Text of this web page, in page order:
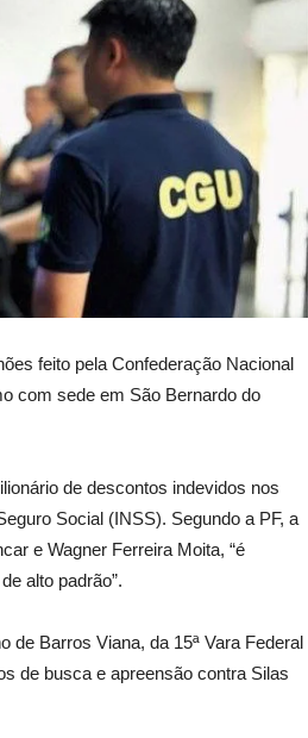
feito pela Confederação Nacional
com sede em São Bernardo do
de descontos indevidos nos
Social (INSS). Segundo a PF, a
e Wagner Ferreira Moita, “é
alto padrão”.
de Barros Viana, da 15ª Vara Federal
de busca e apreensão contra Silas